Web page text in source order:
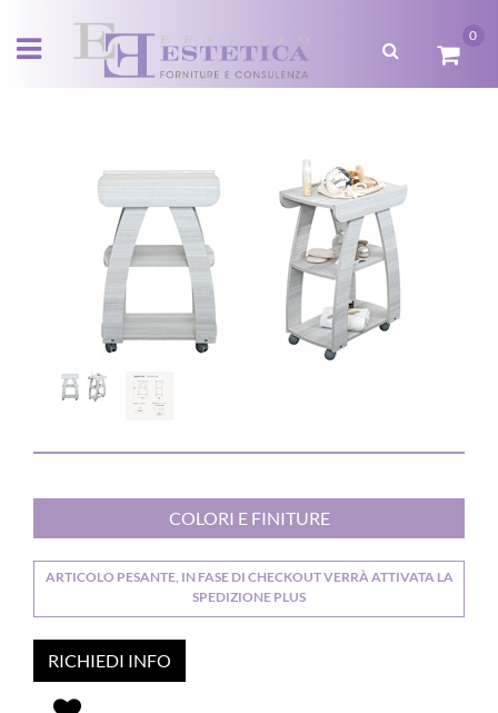
Open menu
0
COLORI E FINITURE
ARTICOLO PESANTE, IN FASE DI CHECKOUT VERRÀ ATTIVATA LA
SPEDIZIONE PLUS
RICHIEDI INFO